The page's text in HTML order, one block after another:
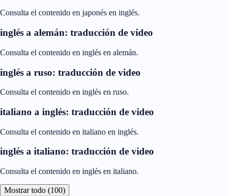
Consulta el contenido en japonés en inglés.
inglés a alemán: traducción de video
Consulta el contenido en inglés en alemán.
inglés a ruso: traducción de video
Consulta el contenido en inglés en ruso.
italiano a inglés: traducción de video
Consulta el contenido en italiano en inglés.
inglés a italiano: traducción de video
Consulta el contenido en inglés en italiano.
Mostrar todo (100)